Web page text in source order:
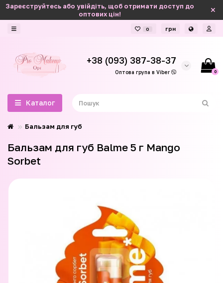
Зареєструйтесь або увійдіть, щоб отримати доступ до
оптових цін!
0 грн
+38 (093) 387-38-37
Оптова група в Viber 0
Каталог
Бальзам для губ
Бальзам для губ Balme 5 г Mango
Sorbet